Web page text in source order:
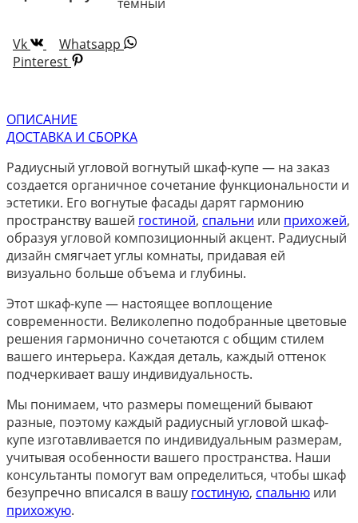
Vk
Whatsapp
Pinterest
ОПИСАНИЕ
ДОСТАВКА И СБОРКА
Радиусный угловой вогнутый шкаф-купе — на заказ
создается органичное сочетание функциональности и
эстетики. Его вогнутые фасады дарят гармонию
пространству вашей гостиной, спальни или прихожей,
образуя угловой композиционный акцент. Радиусный
дизайн смягчает углы комнаты, придавая ей
визуально больше объема и глубины.
Этот шкаф-купе — настоящее воплощение
современности. Великолепно подобранные цветовые
решения гармонично сочетаются с общим стилем
вашего интерьера. Каждая деталь, каждый оттенок
подчеркивает вашу индивидуальность.
Мы понимаем, что размеры помещений бывают
разные, поэтому каждый радиусный угловой шкаф-
купе изготавливается по индивидуальным размерам,
учитывая особенности вашего пространства. Наши
консультанты помогут вам определиться, чтобы шкаф
безупречно вписался в вашу гостиную, спальню или
прихожую.